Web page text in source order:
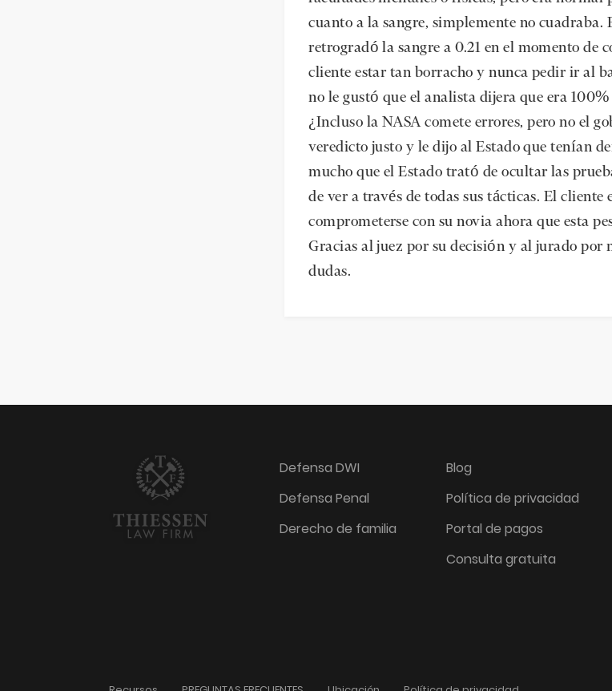
cuanto a la sangre, simplemente no cuadraba.
retrogradó la sangre a 0.21 en el momento de
cliente estar tan borracho y nunca pedir ir al
no le gustó que el analista dijera que era
¿Incluso la NASA comete errores, pero no el
veredicto justo y le dijo al Estado que tenían
mucho que el Estado trató de ocultar las
de ver a través de todas sus tácticas. El cliente
comprometerse con su novia ahora que esta
Gracias al juez por su decisión y al jurado por
dudas.
Defensa DWI
Defensa Penal
Derecho de familia
Blog
Política de privacidad
Portal de pagos
Consulta gratuita